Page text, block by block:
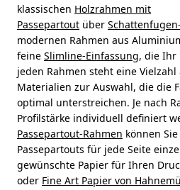
klassischen Holzrahmen mit
Passepartout über
modernen Rahmen aus
feine Slimline-Einfassung, die Ihr
jeden Rahmen steht eine
Materialien zur Auswahl, die die
optimal unterstreichen. Je nach
Profilstärke individuell definiert
Passepartout-Rahmen können
Passepartouts für jede Seite
gewünschte Papier für Ihren
oder Fine Art Papier von